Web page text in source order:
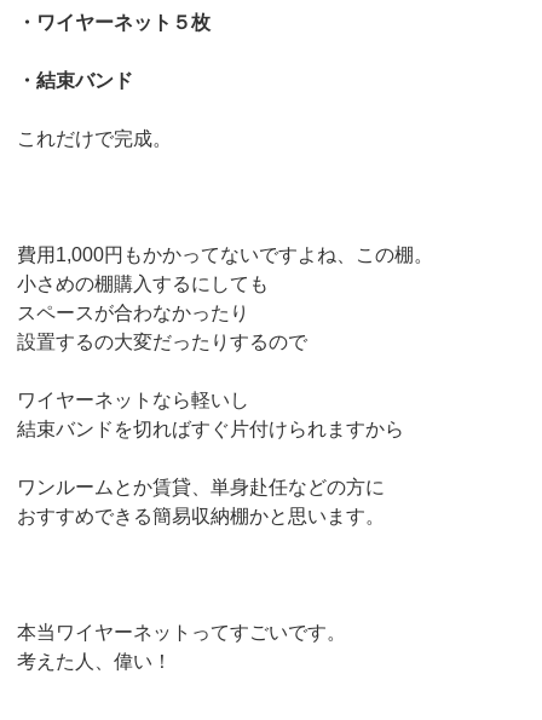
・ワイヤーネット５枚
・結束バンド
これだけで完成。
費用1,000円もかかってないですよね、この棚。
小さめの棚購入するにしても
スペースが合わなかったり
設置するの大変だったりするので
ワイヤーネットなら軽いし
結束バンドを切ればすぐ片付けられますから
ワンルームとか賃貸、単身赴任などの方に
おすすめできる簡易収納棚かと思います。
本当ワイヤーネットってすごいです。
考えた人、偉い！